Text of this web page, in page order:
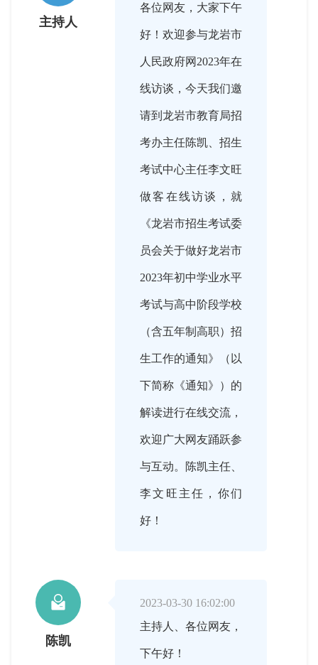
主持人
各位网友，大家下午
好！欢迎参与龙岩市
人民政府网2023年在
线访谈，今天我们邀
请到龙岩市教育局招
考办主任陈凯、招生
考试中心主任李文旺
做客在线访谈，就
《龙岩市招生考试委
员会关于做好龙岩市
2023年初中学业水平
考试与高中阶段学校
（含五年制高职）招
生工作的通知》（以
下简称《通知》）的
解读进行在线交流，
欢迎广大网友踊跃参
与互动。陈凯主任、
李文旺主任，你们
好！

陈凯
2023-03-30 16:02:00
主持人、各位网友，
下午好！